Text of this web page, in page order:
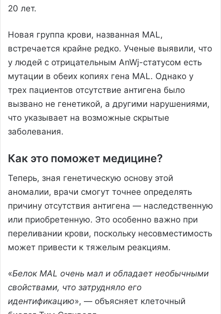
20 лет.
Новая группа крови, названная MAL,
встречается крайне редко. Ученые выявили, что
у людей с отрицательным AnWj-статусом есть
мутации в обеих копиях гена MAL. Однако у
трех пациентов отсутствие антигена было
вызвано не генетикой, а другими нарушениями,
что указывает на возможные скрытые
заболевания.
Как это поможет медицине?
Теперь, зная генетическую основу этой
аномалии, врачи смогут точнее определять
причину отсутствия антигена — наследственную
или приобретенную. Это особенно важно при
переливании крови, поскольку несовместимость
может привести к тяжелым реакциям.
«Белок MAL очень мал и обладает необычными
свойствами, что затрудняло его
идентификацию», — объясняет клеточный